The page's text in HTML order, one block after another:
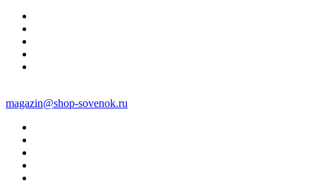
magazin@shop-sovenok.ru